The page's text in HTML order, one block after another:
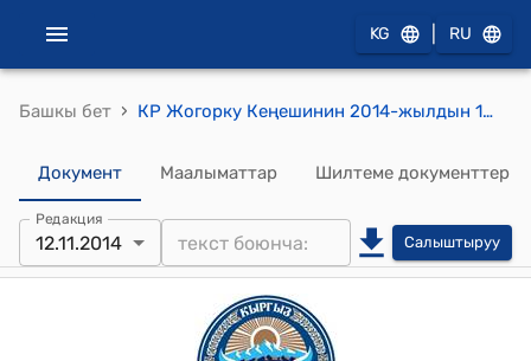
KG RU
Башкы бет › КР Жогорку Кеңешинин 2014-жылдын 12-ноябрындагы № 4446-V "Сугат айдоо жерлерин жарактуу жерлердин башка категорияларына жана түрлөрүнө которууга (трансформациялоого) мораторий киргизүү жөнүндө» Кыргыз Республикасынын Мыйзамына толуктоо киргизүү тууралуу» Кыргыз Республикасынын Мыйзамынын долбоорун экннчи окууда кабыл алуу жөнүндө" токтому
Документ Маалыматтар Шилтеме документтер
Редакция
12.11.2014 Салыштыруу